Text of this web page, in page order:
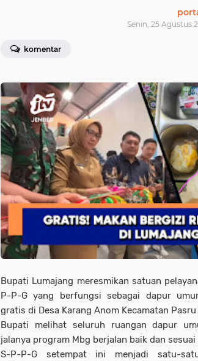
Senin, 25 Agustus
komentar
Bupati Lumajang meresmikan satuan
P-P-G yang berfungsi sebagai dapur
gratis di Desa Karang Anom Kecamatan
Bupati melihat seluruh ruangan dapur
jalanya program Mbg berjalan baik dan
S-P-P-G setempat ini menjadi satu-